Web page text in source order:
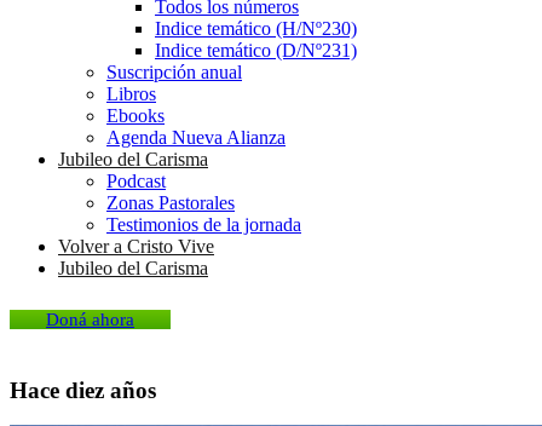
Todos los números
Indice temático (H/Nº230)
Indice temático (D/Nº231)
Suscripción anual
Libros
Ebooks
Agenda Nueva Alianza
Jubileo del Carisma
Podcast
Zonas Pastorales
Testimonios de la jornada
Volver a Cristo Vive
Jubileo del Carisma
Doná ahora
Hace diez años